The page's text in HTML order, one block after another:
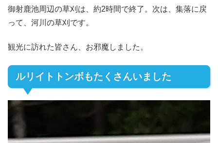
御射鹿池周辺の草刈は、約2時間で終了。次は、集落に戻
って、河川の草刈です。
観光に訪れた皆さん、お邪魔しました。
ルリイトトンボもたくさんいました